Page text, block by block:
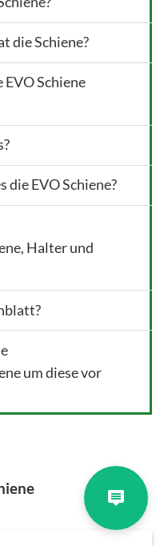
die Schiene?
EVO Schiene
die EVO Schiene?
Halter und
um diese vor